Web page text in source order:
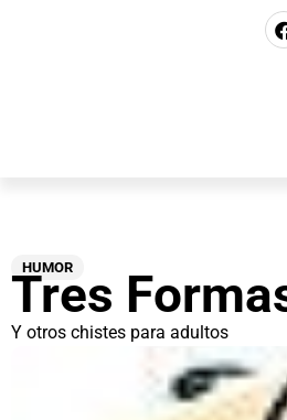
HUMOR
Tres
Y otros chistes para adultos